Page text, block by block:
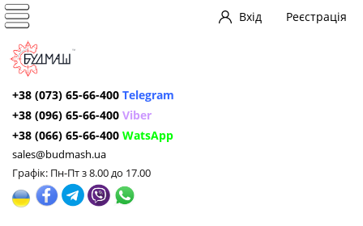
Вхід Реєстрація
+38 (073) 65-66-400 Telegram
+38 (096) 65-66-400 Viber
+38 (066) 65-66-400 WatsApp
sales@budmash.ua
Графік: Пн-Пт з 8.00 до 17.00